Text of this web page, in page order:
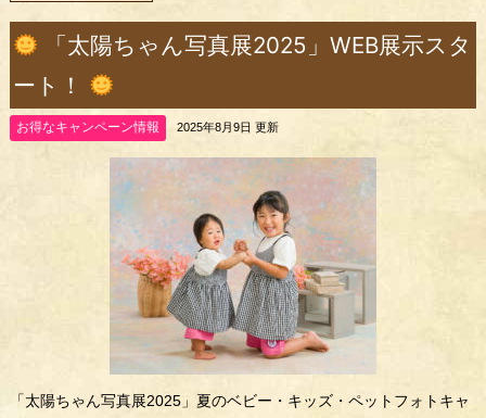
「太陽ちゃん写真展2025」WEB展示スタ
ート！
お得なキャンペーン情報 2025年8月9日 更新
「太陽ちゃん写真展2025」夏のベビー・キッズ・ペットフォトキャ